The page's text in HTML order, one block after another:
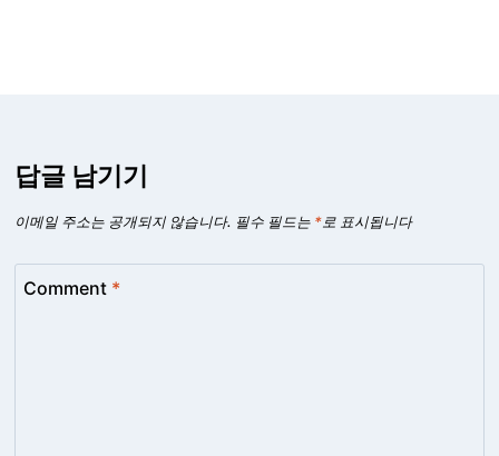
답글 남기기
이메일 주소는 공개되지 않습니다. 필수 필드는 * 로 표시됩니다
Comment *